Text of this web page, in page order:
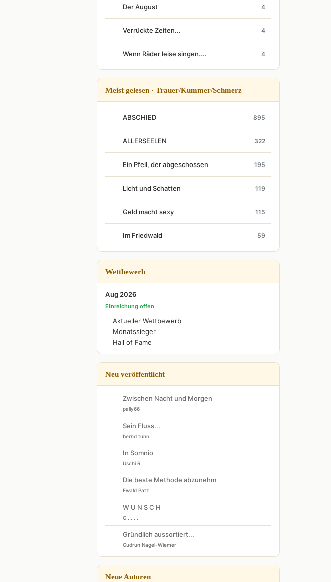
Der August 4
Verrückte Zeiten... 4
Wenn Räder leise singen.... 4
Meist gelesen · Trauer/Kummer/Schmerz
ABSCHIED 895
ALLERSEELEN 322
Ein Pfeil, der abgeschossen 195
Licht und Schatten 119
Geld macht sexy 115
Im Friedwald 59
Wettbewerb
Aug 2026
Einreichung offen
Aktueller Wettbewerb
Monatssieger
Hall of Fame
Neu veröffentlicht
Zwischen Nacht und Morgen
pally66
Sein Fluss...
bernd tunn
In Somnio
Uschi R.
Die beste Methode abzunehm
Ewald Patz
W U N S C H
G . . . .
Gründlich aussortiert...
Gudrun Nagel-Wiemer
Neue Autoren